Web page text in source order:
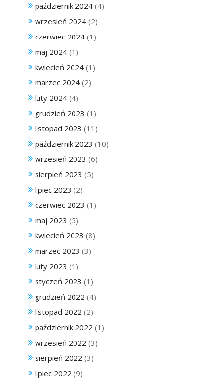
październik 2024 (4)
wrzesień 2024 (2)
czerwiec 2024 (1)
maj 2024 (1)
kwiecień 2024 (1)
marzec 2024 (2)
luty 2024 (4)
grudzień 2023 (1)
listopad 2023 (11)
październik 2023 (10)
wrzesień 2023 (6)
sierpień 2023 (5)
lipiec 2023 (2)
czerwiec 2023 (1)
maj 2023 (5)
kwiecień 2023 (8)
marzec 2023 (3)
luty 2023 (1)
styczeń 2023 (1)
grudzień 2022 (4)
listopad 2022 (2)
październik 2022 (1)
wrzesień 2022 (3)
sierpień 2022 (3)
lipiec 2022 (9)